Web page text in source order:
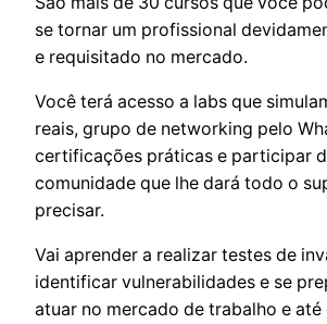
se tornar um profissional
e requisitado no mercado.
Você terá acesso a labs que
reais, grupo de networking pelo
certificações práticas e participar
comunidade que lhe dará todo o
precisar.
Vai aprender a realizar testes de
identificar vulnerabilidades e se
atuar no mercado de trabalho e até